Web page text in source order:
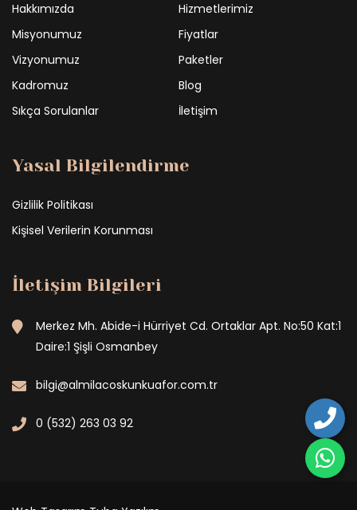
Hakkımızda
Hizmetlerimiz
Misyonumuz
Fiyatlar
Vizyonumuz
Paketler
Kadromuz
Blog
Sıkça Sorulanlar
İletişim
Yasal Bilgilendirme
Gizlilik Politikası
Kişisel Verilerin Korunması
İletişim Bilgileri
Merkez Mh. Abide-i Hürriyet Cd. Ortaklar Apt. No:50 Kat:1
Daire:1 Şişli Osmanbey
bilgi@almilacoskunkuafor.com.tr
0 (532) 263 03 92